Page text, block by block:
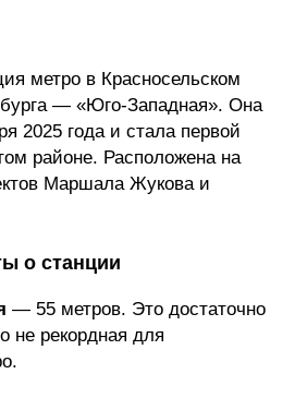
метро в Красносельском
— «Юго-Западная». Она
2025 года и стала первой
районе. Расположена на
Маршала Жукова и
о станции
— 55 метров. Это достаточно
не рекордная для